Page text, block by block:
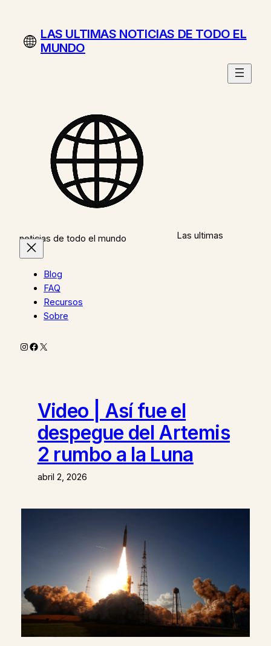
contenidoLAS ULTIMAS NOTICIAS DE TODO EL
MUNDO
Las ultimas
noticias de todo el mundo
Blog
FAQ
Recursos
Sobre
Instagram
Facebook
X
Video | Así fue el
despegue del Artemis
2 rumbo a la Luna
abril 2, 2026